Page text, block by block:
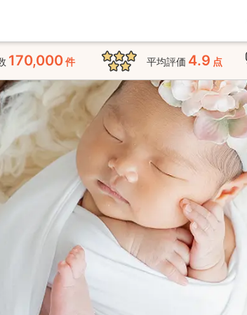
170,000件 平均評価 4.9 点